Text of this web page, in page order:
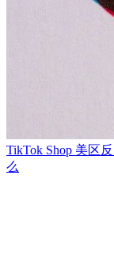
TikTok Shop 美区
么